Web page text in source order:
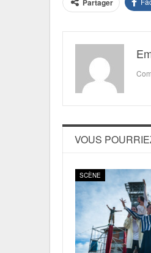
Partager
VOUS
SCÈNE